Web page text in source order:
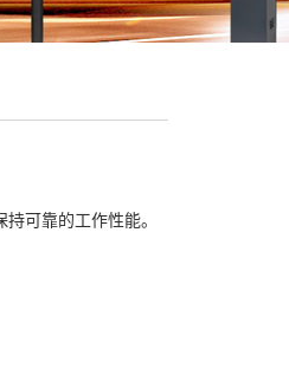
可靠的工作性能。